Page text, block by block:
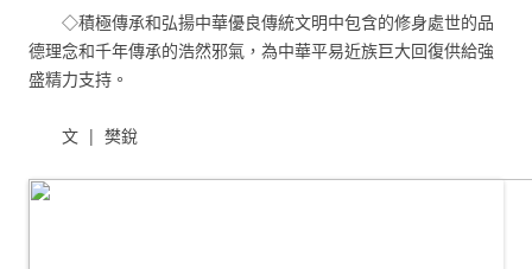
◇積極傳承和弘揚中華優良傳統文明中包含的修身處世的品
德理念和千年傳承的浩然邪氣，為中華平易近族巨大回復供給強
盛精力支持。
文 | 樊銳